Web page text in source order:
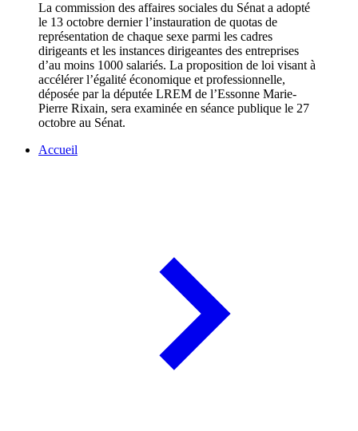
La commission des affaires sociales du Sénat a adopté
le 13 octobre dernier l’instauration de quotas de
représentation de chaque sexe parmi les cadres
dirigeants et les instances dirigeantes des entreprises
d’au moins 1000 salariés. La proposition de loi visant à
accélérer l’égalité économique et professionnelle,
déposée par la députée LREM de l’Essonne Marie-
Pierre Rixain, sera examinée en séance publique le 27
octobre au Sénat.
Accueil